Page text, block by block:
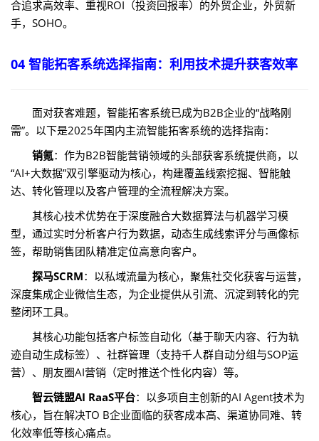
合追求高效率、重视ROI（投资回报率）的外贸企业，外贸新
手，SOHO。
04 智能拓客系统选择指南：利用技术提升获客效率
面对获客难题，智能拓客系统已成为B2B企业的“战略刚
需”。以下是2025年国内主流智能拓客系统的选择指南：
销氪：作为B2B智能营销领域的头部获客系统提供商，以
“AI+大数据”双引擎驱动为核心，构建覆盖线索挖掘、智能触
达、转化管理以及客户管理的全流程解决方案。
其核心技术优势在于深度融合大数据算法与机器学习模
型，通过实时分析客户行为数据，动态生成线索评分与画像标
签，帮助销售团队精准定位高意向客户。
探马SCRM：以私域流量为核心，聚焦社交化获客与运营，
深度集成企业微信生态，为企业提供从引流、沉淀到转化的完
整闭环工具。
其核心功能包括客户标签自动化（基于聊天内容、行为轨
迹自动生成标签）、社群管理（支持千人群自动分组与SOP运
营）、朋友圈AI营销（定时推送个性化内容）等。
智云链盟AI RaaS平台：以多项自主创新的AI Agent技术为
核心，旨在解决TO B企业面临的获客成本高、渠道协同难、转
化效率低等核心痛点。